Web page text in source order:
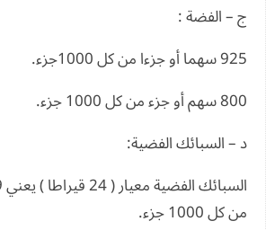
ج – الفضة :
925 سهما أو جزءا من كل 1000جزء.
800 سهم أو جزء من كل 1000 جزء.
د – السبائك الفضية:
من كل 1000 جزء.